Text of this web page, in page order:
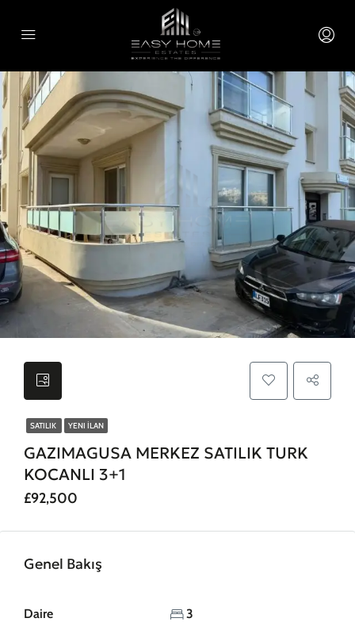
SATILIK YENI İLAN
GAZIMAGUSA MERKEZ SATILIK TURK
KOCANLI 3+1
£92,500
Genel Bakış
Daire 3